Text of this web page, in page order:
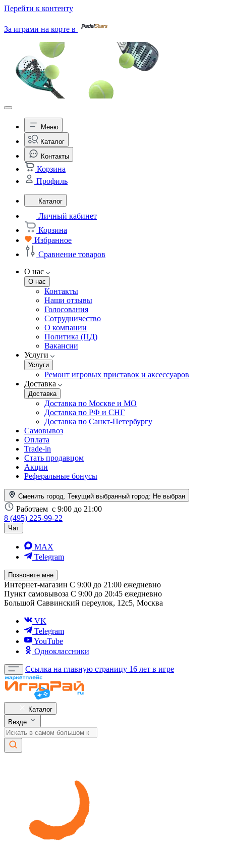
Перейти к контенту
За играми на корте в
Меню
Каталог
Контакты
Корзина
Профиль
Каталог
Личный кабинет
Корзина
Избранное
Сравнение товаров
О нас
О нас
Контакты
Наши отзывы
Голосования
Сотрудничество
О компании
Политика (ПД)
Вакансии
Услуги
Услуги
Ремонт игровых приставок и аксессуаров
Доставка
Доставка
Доставка по Москве и МО
Доставка по РФ и СНГ
Доставка по Санкт-Петербургу
Самовывоз
Оплата
Trade-in
Стать продавцом
Акции
Реферальные бонусы
Сменить город. Текущий выбранный город: Не выбран
Работаем с 9:00 до 21:00
8 (495) 225-99-22
Чат
MAX
Telegram
Позвоните мне
Интернет-магазин С 9:00 до 21:00 ежедневно
Пункт самовывоза С 9:00 до 20:45 ежедневно
Большой Саввинский переулок, 12с5, Москва
VK
Telegram
YouTube
Одноклассники
Ссылка на главную страницу 16 лет в игре
Каталог
Везде